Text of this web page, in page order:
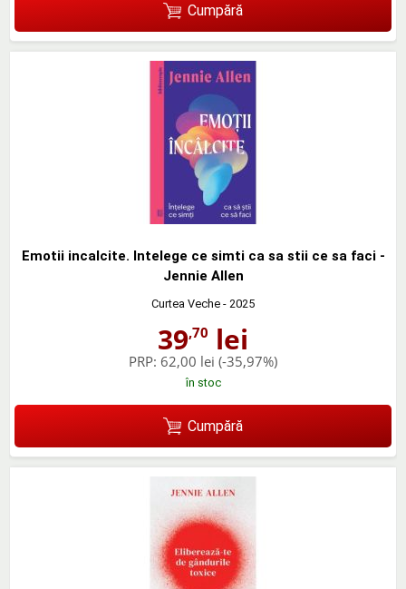
Cumpără
Emotii incalcite. Intelege ce simti ca sa stii ce sa faci -
Jennie Allen
Curtea Veche - 2025
39,70 lei
PRP: 62,00 lei (-35,97%)
în stoc
Cumpără